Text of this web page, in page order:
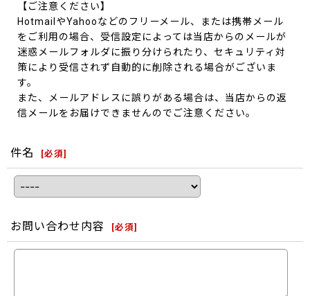
【ご注意ください】
HotmailやYahooなどのフリーメール、または携帯メール
をご利用の場合、受信設定によっては当店からのメールが
迷惑メールフォルダに振り分けられたり、セキュリティ対
策により受信されず自動的に削除される場合がございま
す。
また、メールアドレスに誤りがある場合は、当店からの返
信メールをお届けできませんのでご注意ください。
件名 [必須]
お問い合わせ内容 [必須]